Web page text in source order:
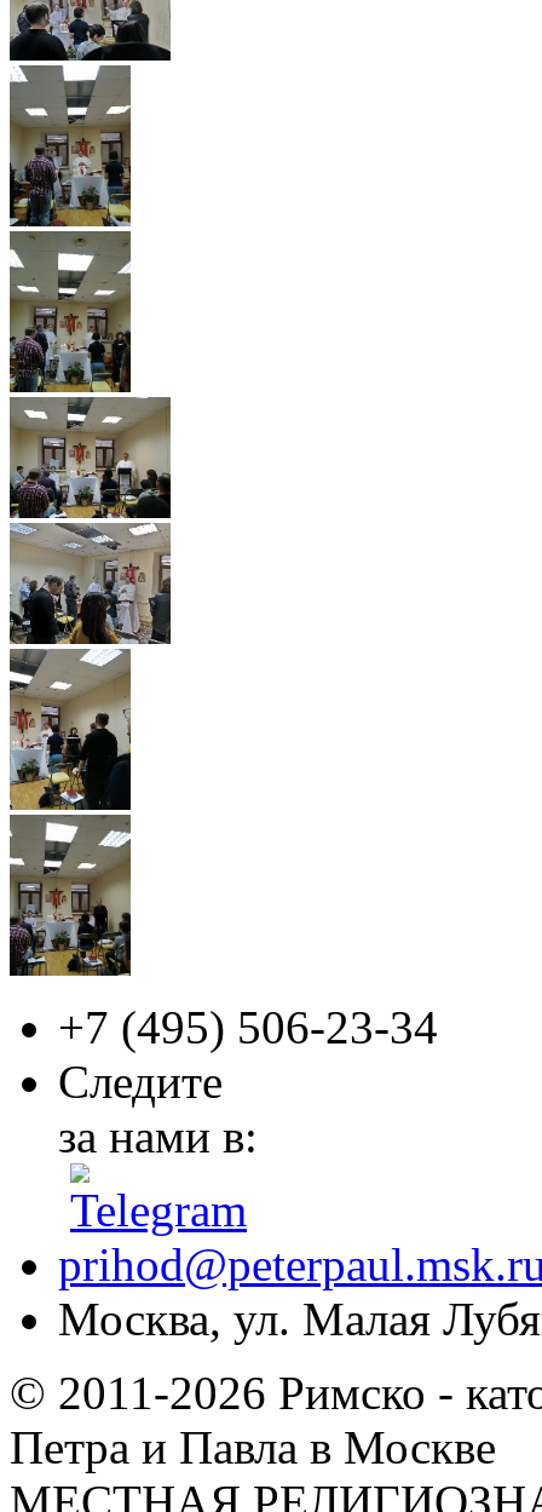
+7 (495) 506-23-34
Следите
за нами в:
Москва, ул. Малая
© 2011-2026 Римско -
Петра и Павла в Москве
МЕСТНАЯ